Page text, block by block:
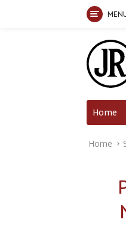
Home
Home